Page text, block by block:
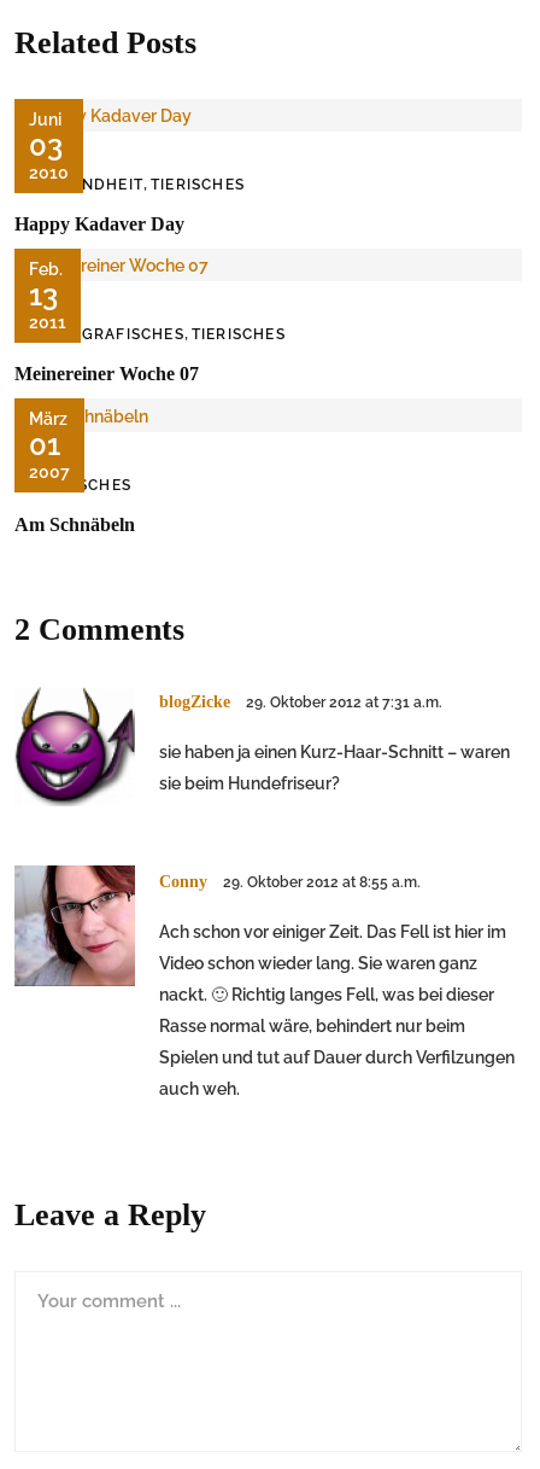
Related Posts
Juni
03
2010
GESUNDHEIT, TIERISCHES
Happy Kadaver Day
Feb.
13
2011
FOTOGRAFISCHES, TIERISCHES
Meinereiner Woche 07
März
01
2007
TIERISCHES
Am Schnäbeln
2 Comments
blogZicke 29. Oktober 2012 at 7:31 a.m.
sie haben ja einen Kurz-Haar-Schnitt – waren
sie beim Hundefriseur?
Conny 29. Oktober 2012 at 8:55 a.m.
Ach schon vor einiger Zeit. Das Fell ist hier im
Video schon wieder lang. Sie waren ganz
nackt. 🙂 Richtig langes Fell, was bei dieser
Rasse normal wäre, behindert nur beim
Spielen und tut auf Dauer durch Verfilzungen
auch weh.
Leave a Reply